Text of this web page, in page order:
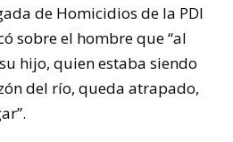
de Homicidios de la PDI
sobre el hombre que “al
hijo, quien estaba siendo
del río, queda atrapado,